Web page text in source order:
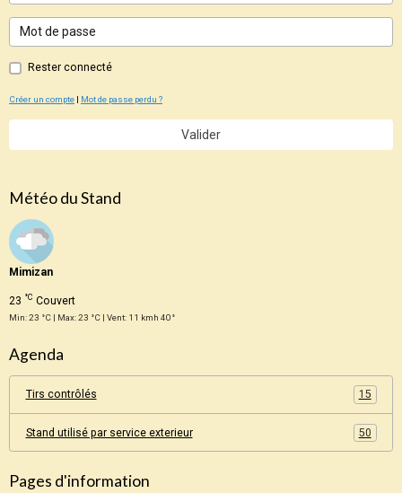
Rester connecté
Créer un compte Mot de passe perdu ?
Valider
Météo du Stand
Mimizan
23 °C Couvert
Min: 23 °C | Max: 23 °C | Vent: 11 kmh 40°
Agenda
Tirs contrôlés 15
Stand utilisé par service exterieur 50
Pages d'information